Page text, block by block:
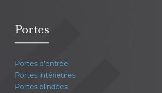
Portes
Portes d'entrée
Portes intérieures
Portes blindées